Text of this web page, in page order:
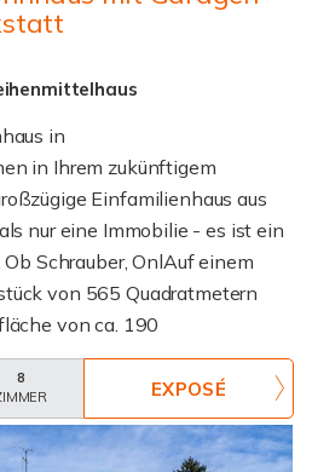
in
in Ihrem zukünftigem
Einfamilienhaus aus
nur eine Immobilie - es ist ein
Schrauber, OnlAuf einem
von 565 Quadratmetern
von ca. 190
Nutzfläche von über 400
Familien:Mit 8 Zimmern,
2 Badezimmer, auf 2 Etagen
Raum. Das Dachgeschoss
8